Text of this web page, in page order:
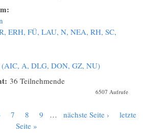
ERH, FÜ, LAU, N, NEA, RH, SC,
(AIC, A, DLG, DON, GZ, NU)
36 Teilnehmende
6507 Aufrufe
7 8 9 … nächste Seite ›
letzte
Seite »